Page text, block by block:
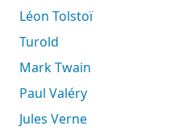
Léon Tolstoï
Turold
Mark Twain
Paul Valéry
Jules Verne